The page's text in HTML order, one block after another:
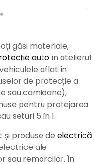
găsi materiale,
autoîn atelierul
aflat în
de protecție a
sau camioane),
pentru protejarea
seturi 5 în 1.
produse de electrică
ale
sau remorcilor. În